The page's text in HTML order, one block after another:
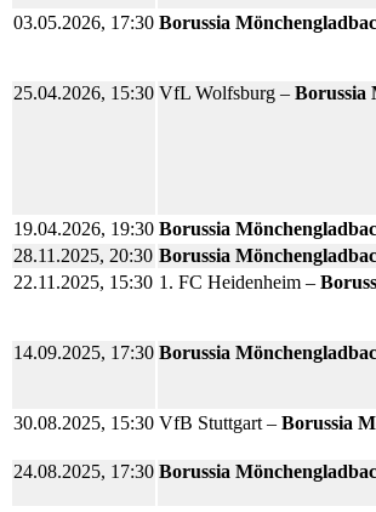
03.05.2026, 17:30 Borussia
25.04.2026, 15:30 VfL Wolfsburg – Borussia
19.04.2026, 19:30 Borussia
28.11.2025, 20:30 Borussia
22.11.2025, 15:30 1. FC Heidenheim –
14.09.2025, 17:30 Borussia
30.08.2025, 15:30 VfB Stuttgart – Borussia
24.08.2025, 17:30 Borussia